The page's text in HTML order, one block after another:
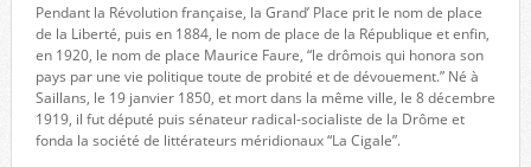
Pendant la Révolution française, la Grand’ Place prit le nom de place
de la Liberté, puis en 1884, le nom de place de la République et enfin,
en 1920, le nom de place Maurice Faure, “le drômois qui honora son
pays par une vie politique toute de probité et de dévouement.” Né à
Saillans, le 19 janvier 1850, et mort dans la même ville, le 8 décembre
1919, il fut député puis sénateur radical-socialiste de la Drôme et
fonda la société de littérateurs méridionaux “La Cigale”.